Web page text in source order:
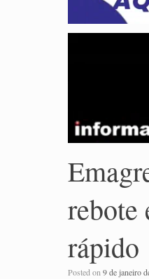
rebote
rápido
Posted on9 de janeiro